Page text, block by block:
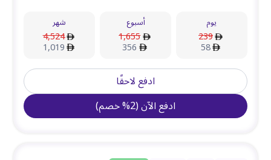
يوم
239
58
أسبوع
1,655
356
شهر
4,524
1,019
ادفع لاحقًا
ادفع الآن(
2
%خصم)